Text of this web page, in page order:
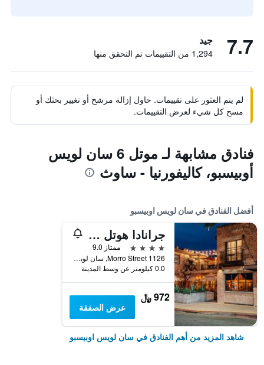
7.7 جيد
1,294 من التقييمات تم التحقق منها
لم يتم العثور على تقييمات. حاول إزالة مرشح أو تغيير بحثك أو
مسح كل شيء لعرض التقييمات.
فنادق مشابهة لـ موتل 6 سان لويس
أوبيسبو، كاليفورنيا - ساوث
أفضل الفنادق في سان لويس اوبيسبو
جرانادا هوتل آند بريستو
4 نجوم
ممتاز 9.0
1126 Morro Street, سان لويس اوبيسبو, CA, الولايات المتحدة الأميريكية
0.0 كيلومتر عن وسط المدينة
972 ﷼
عرض الصفقة
شاهد المزيد من أهم الفنادق في سان لويس اوبيسبو